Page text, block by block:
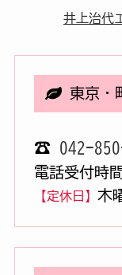
井上治代
東京・
☎ 042-
電話受付時
【定休日】 木